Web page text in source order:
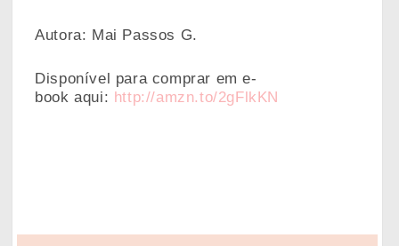
Autora: Mai Passos G.
Disponível para comprar eme-
book aqui: http://amzn.to/2gFlkKN